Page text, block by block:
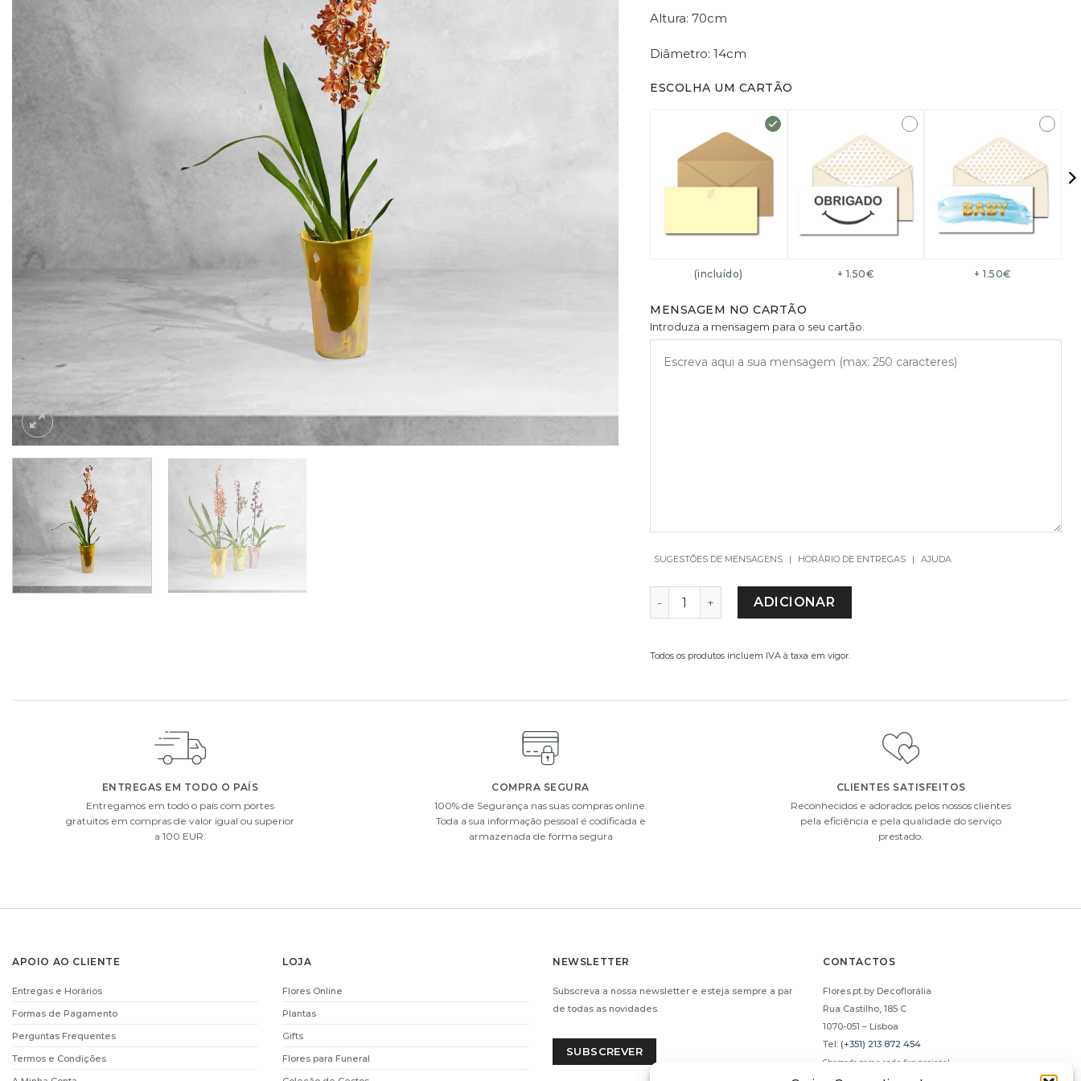
Altura: 70cm
Diâmetro: 14cm
ESCOLHA UM CARTÃO
(incluído) + 1.50€ + 1.50€
MENSAGEM NO CARTÃO
Introduza a mensagem para o seu cartão.
SUGESTÕES DE MENSAGENS | HORÁRIO DE ENTREGAS | AJUDA
QUANTIDADE DE CAMBRIA ORQUÍDEA
ADICIONAR
Todos os produtos incluem IVA à taxa em vigor.
ADICIONE UM PEQUENO EXTRA À SUA OFERTA
Escolha um de nossos presentes extras. Complete a sua oferta com vasos de vidro, chocolates ou uma garrafa de vinho ou champanhe.
i
CHOCOLATS
€14.90
CHAMPANHE MOET AND
€
i
CHAMPANHE MOET AND
i
CHAMPANHE LAURENT-
PERRIER (75CL)
PELUCHE GIGANTE (85CM)
ENTREGAS EM TODO O PAÍS
Entregamos em todo o país com portes
gratuitos em compras de valor igual ou superior
a 100 EUR.
COMPRA SEGURA
100% de Segurança nas suas compras online.
Toda a sua informação pessoal é codificada e
armazenada de forma segura
CLIENTES SATISFEITOS
Reconhecidos e adorados pelos nossos clientes
pela eficiência e pela qualidade do serviço
prestado.
APOIO AO CLIENTE
Entregas e Horários
Formas de Pagamento
Perguntas Frequentes
Termos e Condições
LOJA
Flores Online
Plantas
Gifts
Flores para Funeral
NEWSLETTER
Subscreva a nossa newsletter e esteja sempre a par
de todas as novidades.
SUBSCREVER
CONTACTOS
Flores.pt by Decoflorália
Rua Castilho, 185 C
1070-051 – Lisboa
Tel: (+351) 213 872 454
Chamada para a rede fixa nacional